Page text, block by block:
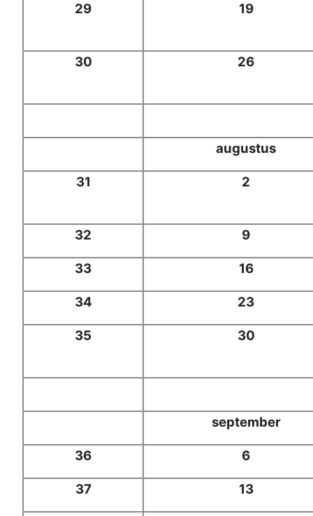
29 19
30 26
augustus
31 2
32 9
33 16
34 23
35 30
september
36 6
37 13